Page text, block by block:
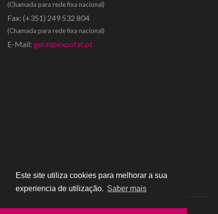
Este site utiliza cookies para melhorar a sua
experiencia de utilização. Saber mais
(Chamada para rede fixa nacional)
Fax: (+351) 249 532 804
(Chamada para rede fixa nacional)
E-Mail: geral@expofat.pt
Copyright © 2016 - Expofat | All rights reserved | Powered by